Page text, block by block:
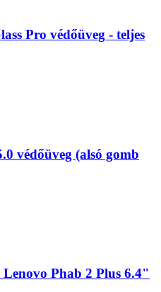
Pro védőüveg - teljes
védőüveg (alsó gomb
Phab 2 Plus 6.4"